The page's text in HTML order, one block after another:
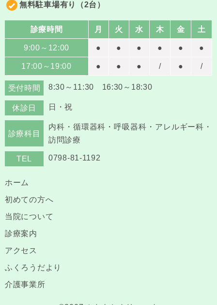
無料駐車場有り（2台）
診療時間 月 火 水 木 金 土
9:00～12:00 ● ● ● ● ● ●
17:00～19:00 ● ● ● / ● /
受付時間 8:30～11:30 16:30～18:30
休診日 日・祝
診療科目
内科・循環器科・呼吸器科・アレルギー科・
訪問診療
TEL 0798-81-1192
ホーム
初めての方へ
当院について
診療案内
アクセス
ふくろうだより
介護事業所